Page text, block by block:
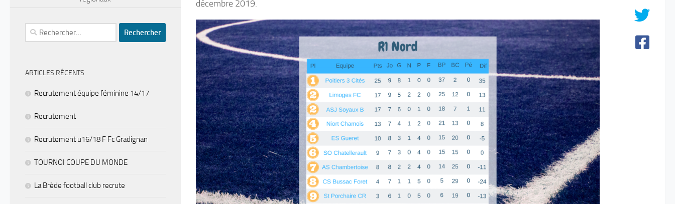
décembre 2019.
Rechercher :
ARTICLES RÉCENTS
Recrutement équipe féminine 14/17
Recrutement
Recrutement u16/18 F Fc Gradignan
TOURNOI COUPE DU MONDE
La Brède football club recrute